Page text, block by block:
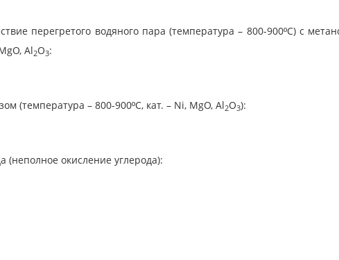
перегретого водяного пара (температура – 800-900ºС) с
Al2O3:
(температура – 800-900ºС, кат. – Ni, MgO, Al2O3):
(неполное окисление углерода):